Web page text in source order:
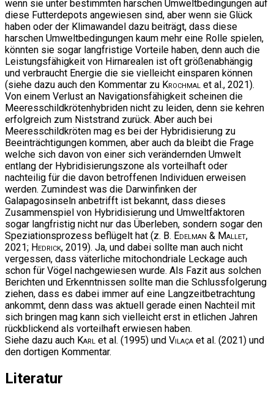
wenn sie unter bestimmten harschen Umweltbedingungen auf
diese Futterdepots angewiesen sind, aber wenn sie Glück
haben oder der Klimawandel dazu beiträgt, dass diese
harschen Umweltbedingungen kaum mehr eine Rolle spielen,
könnten sie sogar langfristige Vorteile haben, denn auch die
Leistungsfähigkeit von Hirnarealen ist oft größenabhängig
und verbraucht Energie die sie vielleicht einsparen können
(siehe dazu auch den Kommentar zu Krochmal et al., 2021).
Von einem Verlust an Navigationsfähigkeit scheinen die
Meeresschildkrötenhybriden nicht zu leiden, denn sie kehren
erfolgreich zum Niststrand zurück. Aber auch bei
Meeresschildkröten mag es bei der Hybridisierung zu
Beeinträchtigungen kommen, aber auch da bleibt die Frage
welche sich davon von einer sich verändernden Umwelt
entlang der Hybridisierungszone als vorteilhaft oder
nachteilig für die davon betroffenen Individuen erweisen
werden. Zumindest was die Darwinfinken der
Galapagosinseln anbetrifft ist bekannt, dass dieses
Zusammenspiel von Hybridisierung und Umweltfaktoren
sogar langfristig nicht nur das Überleben, sondern sogar den
Speziationsprozess beflügelt hat (z. B. Edelman & Mallet,
2021; Hedrick, 2019). Ja, und dabei sollte man auch nicht
vergessen, dass väterliche mitochondriale Leckage auch
schon für Vögel nachgewiesen wurde. Als Fazit aus solchen
Berichten und Erkenntnissen sollte man die Schlussfolgerung
ziehen, dass es dabei immer auf eine Langzeitbetrachtung
ankommt, denn dass was aktuell gerade einen Nachteil mit
sich bringen mag kann sich vielleicht erst in etlichen Jahren
rückblickend als vorteilhaft erwiesen haben.
Siehe dazu auch Karl et al. (1995) und Vilaça et al. (2021) und
den dortigen Kommentar.
Literatur